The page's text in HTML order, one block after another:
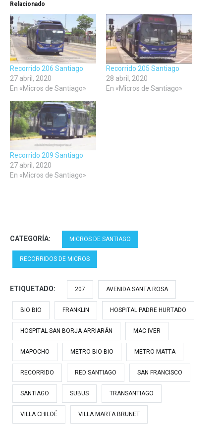
abre
en
una
ventana
nueva)
en
una
ventana
nueva)
en
una
ventana
nueva)
Relacionado
Recorrido 206 Santiago
27 abril, 2020
En «Micros de Santiago»
Recorrido 205 Santiago
28 abril, 2020
En «Micros de Santiago»
Recorrido 209 Santiago
27 abril, 2020
En «Micros de Santiago»
CATEGORÍA: MICROS DE SANTIAGO
RECORRIDOS DE MICROS
ETIQUETADO: 207 AVENIDA SANTA ROSA
BIO BIO FRANKLIN HOSPITAL PADRE HURTADO
HOSPITAL SAN BORJA ARRIARÁN MAC IVER
MAPOCHO METRO BIO BIO METRO MATTA
RECORRIDO RED SANTIAGO SAN FRANCISCO
SANTIAGO SUBUS TRANSANTIAGO
VILLA CHILOÉ VILLA MARTA BRUNET